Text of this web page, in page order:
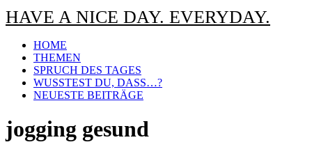
HAVE A NICE DAY. EVERYDAY.
HOME
THEMEN
SPRUCH DES TAGES
WUSSTEST DU, DASS…?
NEUESTE BEITRÄGE
jogging gesund